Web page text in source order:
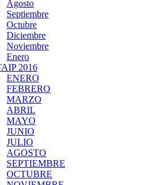
Agosto
Septiembre
Octubre
Diciembre
Noviembre
Enero
2016
ENERO
FEBRERO
MARZO
ABRIL
MAYO
JUNIO
JULIO
AGOSTO
SEPTIEMBRE
OCTUBRE